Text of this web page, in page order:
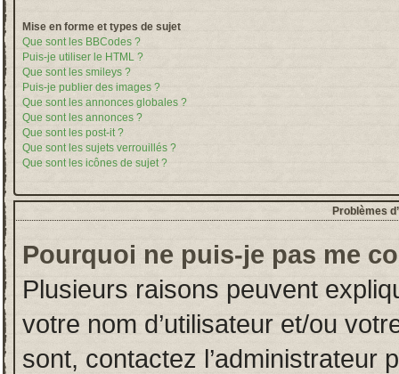
Mise en forme et types de sujet
Que sont les BBCodes ?
Puis-je utiliser le HTML ?
Que sont les smileys ?
Puis-je publier des images ?
Que sont les annonces globales ?
Que sont les annonces ?
Que sont les post-it ?
Que sont les sujets verrouillés ?
Que sont les icônes de sujet ?
Problèmes
Pourquoi ne puis-je pas me
Plusieurs raisons peuvent
votre nom d’utilisateur et/ou
sont, contactez l’administrateur